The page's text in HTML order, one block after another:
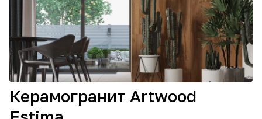
Керамогранит Artwood